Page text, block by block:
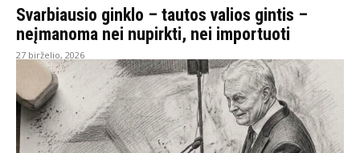
Svarbiausio ginklo – tautos valios gintis –
neįmanoma nei nupirkti, nei importuoti
27 birželio, 2026